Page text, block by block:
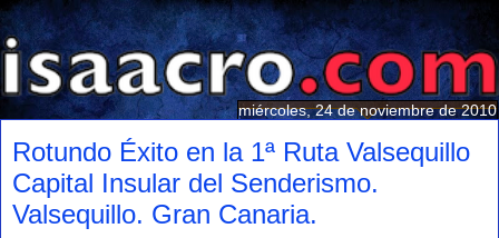
miércoles, 24 de noviembre de 2010
Rotundo Éxito en la 1ª Ruta Valsequillo
Capital Insular del Senderismo.
Valsequillo. Gran Canaria.